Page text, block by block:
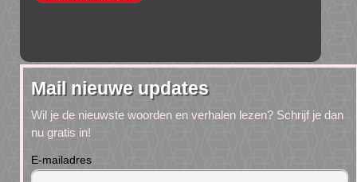
Mail nieuwe updates
Wil je de nieuwste woorden en verhalen lezen? Schrijf je dan
nu gratis in!
E-mailadres